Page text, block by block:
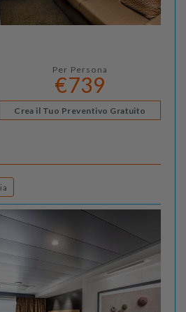
Per Persona
€739
Crea il Tuo Preventivo Gratuito